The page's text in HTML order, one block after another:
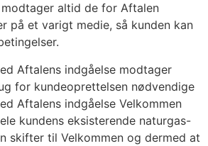
modtager altid de for Aftalen
på et varigt medie, så kunden kan
Aftalens indgåelse modtager
for kundeoprettelsen nødvendige
Aftalens indgåelse Velkommen
kundens eksisterende naturgas-
skifter til Velkommen og dermed at